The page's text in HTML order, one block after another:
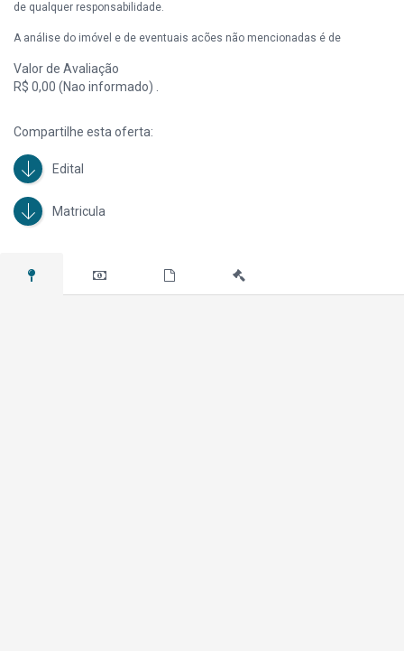
de qualquer responsabilidade.
A análise do imóvel e de eventuais ações não mencionadas é de
IPTU (exceto área maior) e Condomínio, serão quitados pelo Vendedor até
a data do leilão.
ilustrativo.
Valor de Avaliação
R$ 0,00 (Nao informado) .
Compartilhe esta oferta:
Edital
Matricula